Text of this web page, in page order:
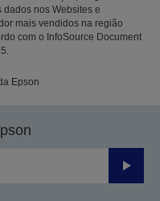
nos Websites e
mais vendidos na região
com o InfoSource Document
Epson
Enviar